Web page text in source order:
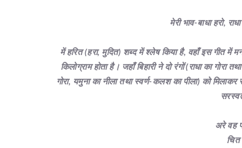
मेरी भाव-बाधा हरो,
में हरित (हरा, मुदित) शब्द में श्लेष किया है, वहाँ इस गीत में
किलोग्राम होता है। जहाँ बिहारी नेदो रंगों(राधा का गोरा
गोरा, यमुना का नीला तथा स्वर्ण-कलश का पीला) को
अरे वह
चित